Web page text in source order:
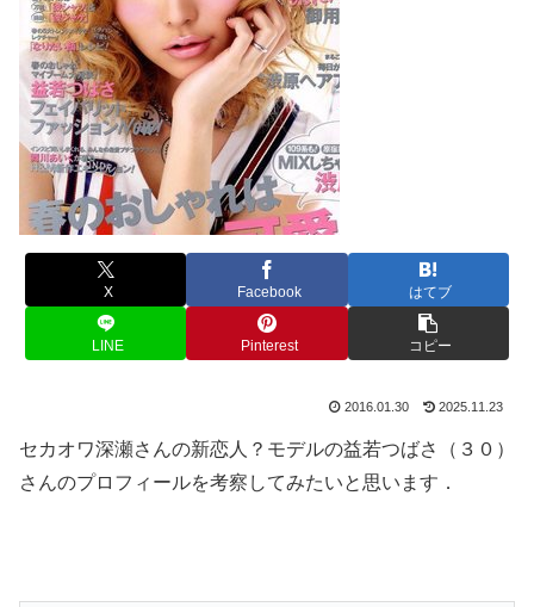
X Facebook はてブ
LINE Pinterest コピー
2016.01.30 2025.11.23
セカオワ深瀬さんの新恋人？モデルの益若つばさ（３０）
さんのプロフィールを考察してみたいと思います．